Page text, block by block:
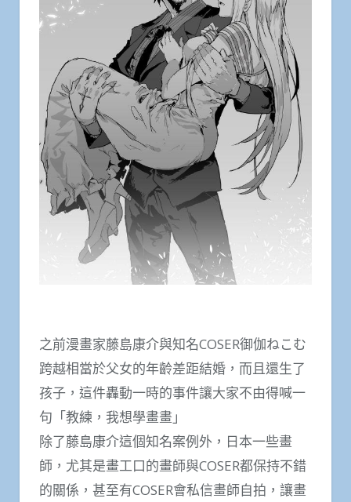
之前漫畫家藤島康介與知名COSER御伽ねこむ
跨越相當於父女的年齡差距結婚，而且還生了
孩子，這件轟動一時的事件讓大家不由得喊一
句「教練，我想學畫畫」
除了藤島康介這個知名案例外，日本一些畫
師，尤其是畫工口的畫師與COSER都保持不錯
的關係，甚至有COSER會私信畫師自拍，讓畫